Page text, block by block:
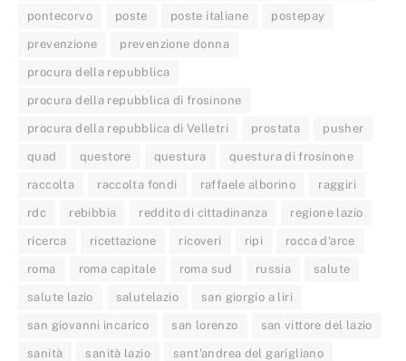
pontecorvo poste poste italiane postepay
prevenzione prevenzione donna
procura della repubblica
procura della repubblica di frosinone
procura della repubblica di Velletri prostata pusher
quad questore questura questura di frosinone
raccolta raccolta fondi raffaele alborino raggiri
rdc rebibbia reddito di cittadinanza regione lazio
ricerca ricettazione ricoveri ripi rocca d'arce
roma roma capitale roma sud russia salute
salute lazio salutelazio san giorgio a liri
san giovanni incarico san lorenzo san vittore del lazio
sanità sanità lazio sant'andrea del garigliano